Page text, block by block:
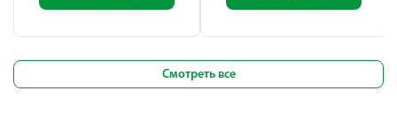
Смотреть все